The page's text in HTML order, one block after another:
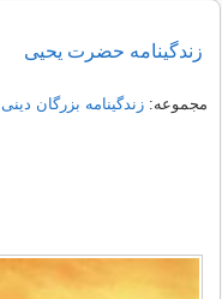
زندگینامه حضرت یحیی
مجموعه:زندگینامه بزرگان دینی